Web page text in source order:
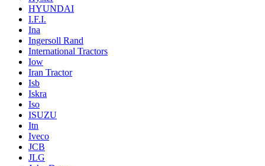
HYUNDAI
I.F.I.
Ina
Ingersoll Rand
International Tractors
Iow
Iran Tractor
Isb
Iskra
Iso
ISUZU
Itn
Iveco
JCB
JLG